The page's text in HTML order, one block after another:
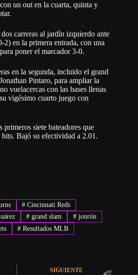
un out en la cuarta, quinta y
carreras al jardín izquierdo ante
en la primera entrada, con una
poner el marcador 3-0.
en la segunda, incluido el grand
Pintaro, para ampliar la
vuelacercas con las bases llenas
vigésimo cuarto juego con
primeros siete bateadores que
Bajó su efectividad a 2.01.
# Cincinnati Reds
# grand slam # jonrón
# Resultados MLB
SIGUIENTE